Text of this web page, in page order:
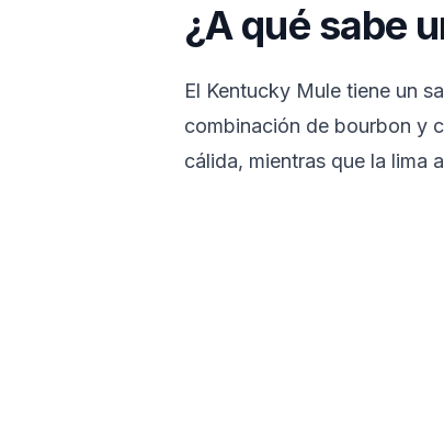
¿A qué sabe
El Kentucky Mule tiene un
combinación de bourbon y
cálida, mientras que la lima